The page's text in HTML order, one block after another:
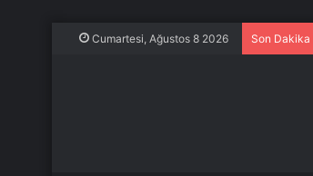
Cumartesi, Ağustos 8 2026 Son Dakika